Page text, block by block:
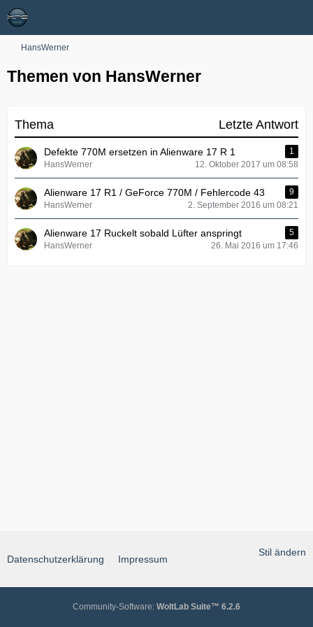
HansWerner
Themen von HansWerner
Thema Letzte Antwort
Defekte 770M ersetzen in Alienware 17 R 1
1
HansWerner
12. Oktober 2017 um 08:58
Alienware 17 R1 / GeForce 770M / Fehlercode 43
9
HansWerner
2. September 2016 um 08:21
Alienware 17 Ruckelt sobald Lüfter anspringt
5
HansWerner
26. Mai 2016 um 17:46
Stil ändern
Datenschutzerklärung Impressum
Community-Software: WoltLab Suite™ 6.2.6